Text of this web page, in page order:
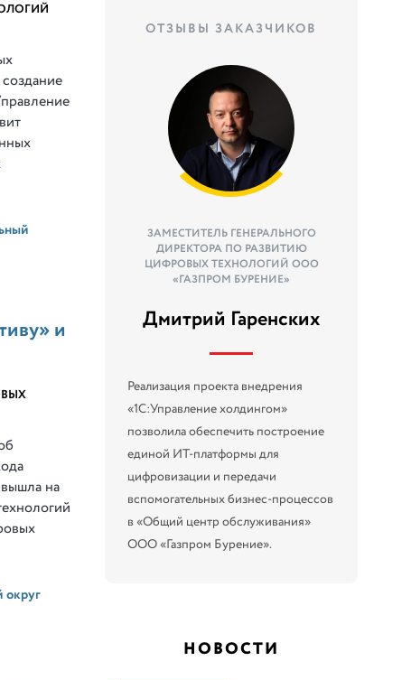
и
на
округ
ОТЗЫВЫ ЗАКАЗЧИКОВ
ЗАМЕСТИТЕЛЬ ГЕНЕРАЛЬНОГО
ДИРЕКТОРА ПО РАЗВИТИЮ
ЦИФРОВЫХ ТЕХНОЛОГИЙ ООО
«ГАЗПРОМ БУРЕНИЕ»
Дмитрий Гаренских
Реализация проекта внедрения
«1С:Управление холдингом»
позволила обеспечить построение
единой ИТ-платформы для
цифровизации и передачи
вспомогательных бизнес-процессов
в «Общий центр обслуживания»
ООО «Газпром Бурение».
НОВОСТИ